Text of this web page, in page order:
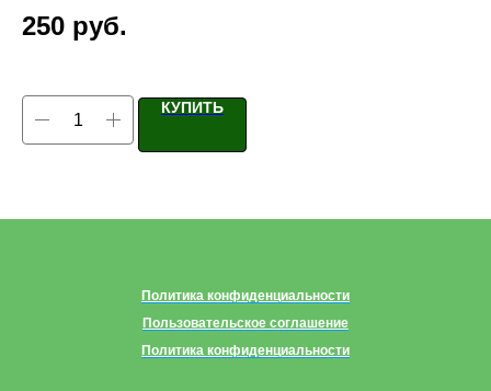
250 руб.
КУПИТЬ
Политика конфиденциальности
Пользовательское соглашение
Политика конфиденциальности